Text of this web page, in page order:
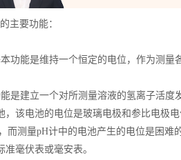
主要功能：
能是维持一个恒定的电位，作为测量
建立一个对所测量溶液的氢离子活度
，该电池的电位是玻璃电极和参比电极
而测量pH计中的电池产生的电位是困
毫伏表或毫安表。